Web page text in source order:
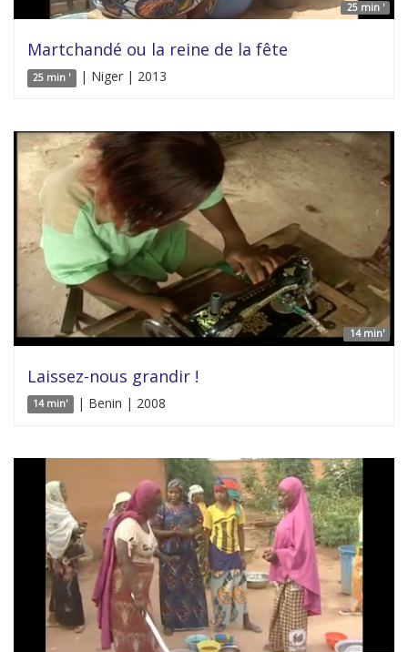
25 min '
Martchandé ou la reine de la fête
25 min ' | Niger | 2013
14 min'
Laissez-nous grandir !
14 min' | Benin | 2008